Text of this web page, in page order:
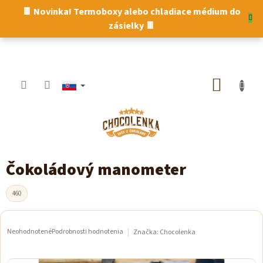
🍫 Novinka! Termoboxy alebo chladiace médium do
zásielky 🍫
Čokoládový manometer
460
Priemerné
NeohodnotenéPodrobnosti hodnotenia Značka: Chocolenka